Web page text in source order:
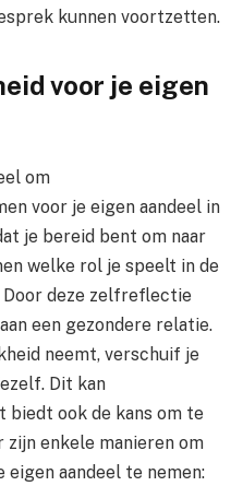
kunnen voortzetten.
voor je eigen
om
voor je eigen aandeel in
je bereid bent om naar
welke rol je speelt in de
Door deze zelfreflectie
een gezondere relatie.
neemt, verschuif je
Dit kan
biedt ook de kans om te
enkele manieren om
aandeel te nemen: